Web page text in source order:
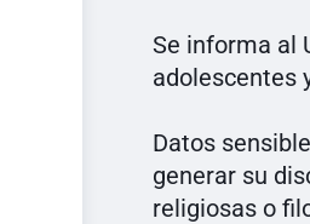
Se informa al
adolescentes
Datos
generar su
religiosas o